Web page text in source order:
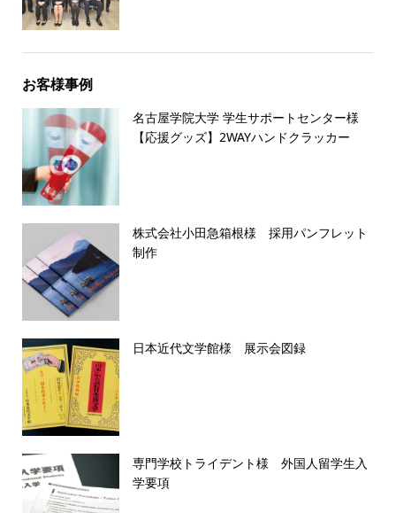
お客様事例
名古屋学院大学 学生サポートセンター様
【応援グッズ】2WAYハンドクラッカー
株式会社小田急箱根様 採用パンフレット
制作
日本近代文学館様 展示会図録
専門学校トライデント様 外国人留学生入
学要項